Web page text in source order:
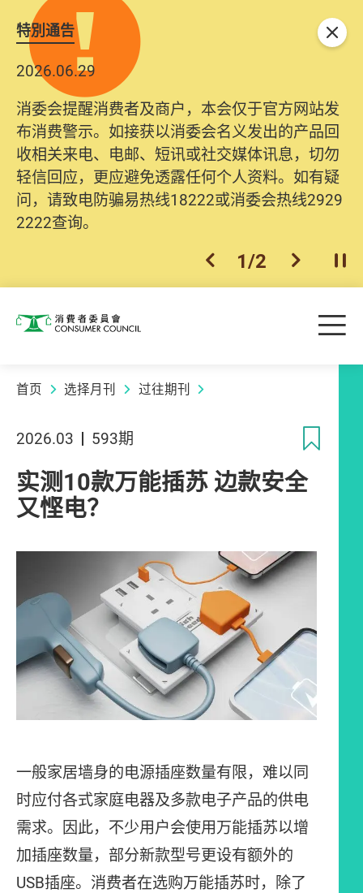
特別通告
2026.06.29
消委会提醒消费者及商户，本会仅于官方网站发
布消费警示。如接获以消委会名义发出的产品回
收相关来电、电邮、短讯或社交媒体讯息，切勿
轻信回应，更应避免透露任何个人资料。如有疑
问，请致电防骗易热线18222或消委会热线2929
2222查询。
上一个
1/2 下一个开
关闭
消费者委员会 目
首页 选择月刊 过往期刊
2026.03 593期
实测10款万能插苏 边款安全
又悭电？
一般家居墙身的电源插座数量有限，难以同
时应付各式家庭电器及多款电子产品的供电
需求。因此，不少用户会使用万能插苏以增
加插座数量，部分新款型号更设有额外的
USB插座。消费者在选购万能插苏时，除了